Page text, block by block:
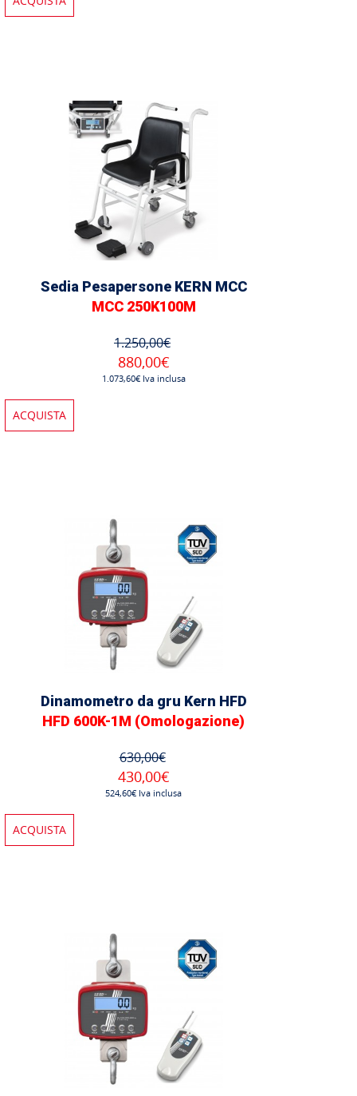
Sedia Pesapersone KERN MCC
MCC 250K100M
1.250,00€
880,00€
1.073,60€ Iva inclusa
ACQUISTA
Dinamometro da gru Kern HFD
HFD 600K-1M (Omologazione)
630,00€
430,00€
524,60€ Iva inclusa
ACQUISTA